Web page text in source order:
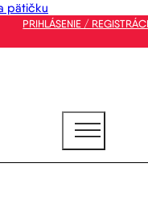
pätičku
PRIHLÁSENIE /